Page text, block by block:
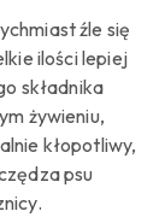
źle się
ilości lepiej
składnika
żywieniu,
kłopotliwy,
psu